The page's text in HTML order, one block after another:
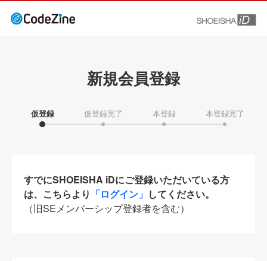
新規会員登録
仮登録 仮登録完了 本登録 本登録完了
すでにSHOEISHA iDにご登録いただいている方
は、こちらより 「ログイン」 してください。
（旧SEメンバーシップ登録者を含む）